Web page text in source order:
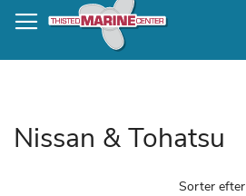
to
Content
Nissan & Tohatsu
Sorter efter